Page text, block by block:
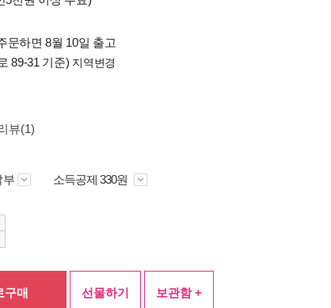
문하면 8월 10일 출고
89-31 기준) 지역변경
뷰(1)
부 소득공제 330원
구매 선물하기 보관함 +